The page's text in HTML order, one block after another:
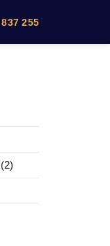
255
(2)